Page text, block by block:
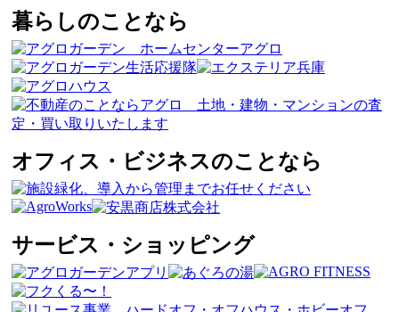
暮らしのことなら
オフィス・ビジネスのことなら
サービス・ショッピング